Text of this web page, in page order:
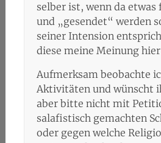
selber ist, wenn da
und „gesendet“ werden
seiner Intension
diese meine Meinung
Aufmerksam beobachte
Aktivitäten und wünscht
aber bitte nicht mit
salafistisch gemachten
oder gegen welche